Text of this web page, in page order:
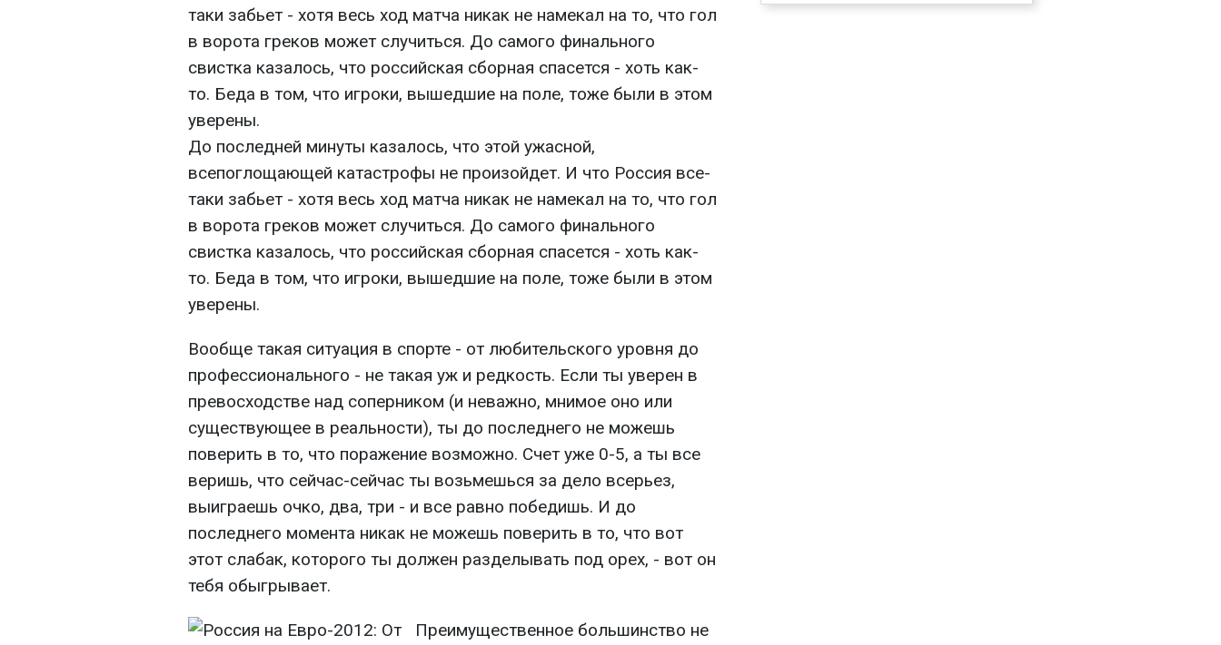
таки забьет - хотя весь ход матча никак не намекал на то, что гол
в ворота греков может случиться. До самого финального
свистка казалось, что российская сборная спасется - хоть как-
то. Беда в том, что игроки, вышедшие на поле, тоже были в этом
уверены.
До последней минуты казалось, что этой ужасной,
всепоглощающей катастрофы не произойдет. И что Россия все-
таки забьет - хотя весь ход матча никак не намекал на то, что гол
в ворота греков может случиться. До самого финального
свистка казалось, что российская сборная спасется - хоть как-
то. Беда в том, что игроки, вышедшие на поле, тоже были в этом
уверены.
Вообще такая ситуация в спорте - от любительского уровня до
профессионального - не такая уж и редкость. Если ты уверен в
превосходстве над соперником (и неважно, мнимое оно или
существующее в реальности), ты до последнего не можешь
поверить в то, что поражение возможно. Счет уже 0-5, а ты все
веришь, что сейчас-сейчас ты возьмешься за дело всерьез,
выиграешь очко, два, три - и все равно победишь. И до
последнего момента никак не можешь поверить в то, что вот
этот слабак, которого ты должен разделывать под орех, - вот он
тебя обыгрывает.
Преимущественное большинство не